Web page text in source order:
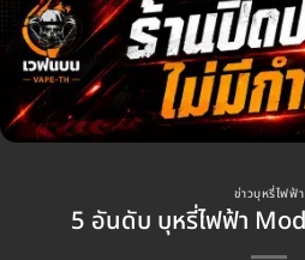
ข่าวบุหรี่ไฟฟ้า
5 อันดับ บุหรี่ไฟฟ้า